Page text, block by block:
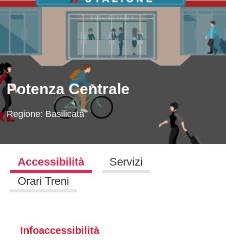
Potenza Centrale
Regione: Basilicata
Accessibilità
Servizi
Orari Treni
Infoaccessibilità